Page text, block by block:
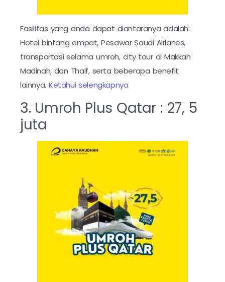
Fasilitas yang anda dapat diantaranya adalah:
Hotel bintang empat, Pesawar Saudi Airlanes,
transportasi selama umroh, city tour di Makkah
Madinah, dan Thaif, serta beberapa benefit
lainnya. Ketahui selengkapnya
3. Umroh Plus Qatar : 27, 5
juta